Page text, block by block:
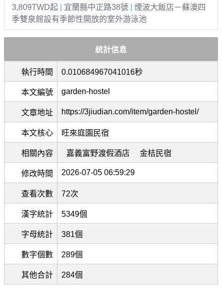
3,809TWD起
宜蘭縣中正路38號
煙波大飯店－蘇澳四
季雙泉館設有季節性開放的室外游泳池
統計信息
執行時間 0.010684967041016秒
本文編號 garden-hostel
文章地址 https://3jiudian.com/item/garden-hostel/
本文核心 旺來庭園民宿
相關內容 嘉義富野渡假酒店 金桔民宿
修改時間 2026-07-05 06:59:29
查看次數 72次
漢字統計 5349個
字母統計 381個
數字個數 289個
其他合計 284個